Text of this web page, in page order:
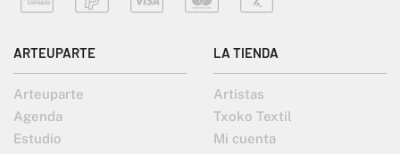
ARTEUPARTE
Arteuparte
Agenda
Estudio
LA TIENDA
Artistas
Txoko Textil
Mi cuenta